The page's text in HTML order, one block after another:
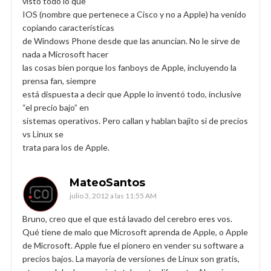
IOS (nombre que pertenece a Cisco y no a Apple) ha venido
copiando características
de Windows Phone desde que las anuncian. No le sirve de
nada a Microsoft hacer
las cosas bien porque los fanboys de Apple, incluyendo la
prensa fan, siempre
está dispuesta a decir que Apple lo inventó todo, inclusive
“el precio bajo” en
sistemas operativos. Pero callan y hablan bajito si de precios
vs Linux se
trata para los de Apple.
MateoSantos
julio 3, 2012 a las 11:55 AM
Bruno, creo que el que está lavado del cerebro eres vos.
Qué tiene de malo que Microsoft aprenda de Apple, o Apple
de Microsoft. Apple fue el pionero en vender su software a
precios bajos. La mayoría de versiones de Linux son gratis,